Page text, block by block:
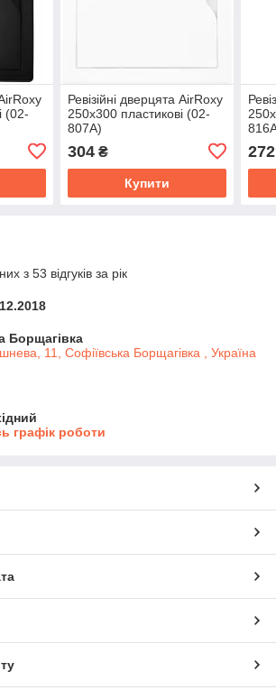
(02-
Ревізійні дверцята AirRoxy
250х300 пластикові (02-
807A)
304₴
Купити
272
з 53 відгуків за рік
Борщагівка
11, Софіївська Борщагівка , Україна
графік роботи